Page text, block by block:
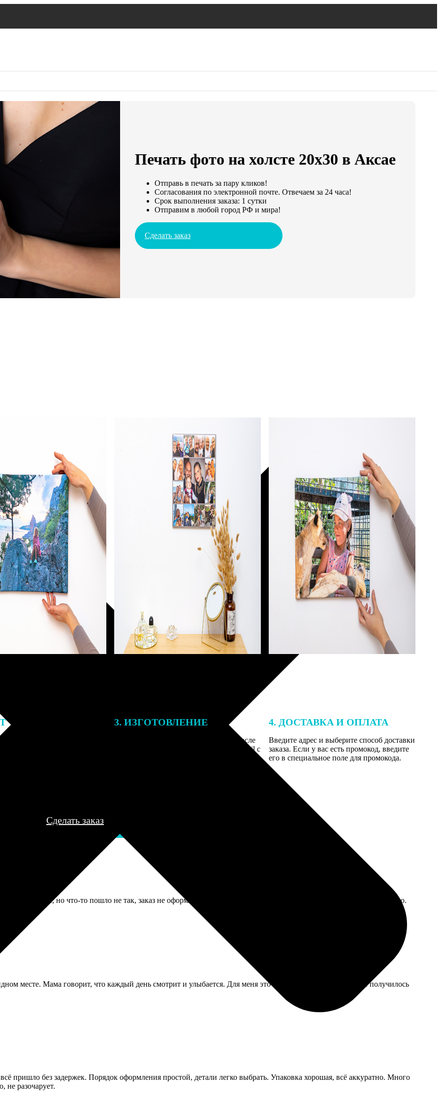
Печать фото на холсте 20х30 в Аксае
Отправь в печать за пару кликов!
Согласования по электронной почте. Отвечаем за 24 часа!
Срок выполнения заказа: 1 сутки
Отправим в любой город РФ и мира!
Сделать заказ
заказа к печати
могут связаться с Вами
телефону или email для
деталей.
3. ИЗГОТОВЛЕНИЕ
Оплатите заказ банковской картой. После
оплаты получите подтверждение на email с
4. ДОСТАВКА И ОПЛАТА
Введите адрес и выберите способ доставки
заказа. Если у вас есть промокод, введите
его в специальное поле для промокода.
Сделать заказ
приложение, но что-то пошло не так, заказ не оформлялся. Пришлось заходить с компьютера, там всё прошло гладко.
месте. Мама говорит, что каждый день смотрит и улыбается. Для меня это главный показатель, что все получилось
пришло без задержек. Порядок оформления простой, детали легко выбрать. Упаковка хорошая, всё аккуратно. Много
не разочарует.